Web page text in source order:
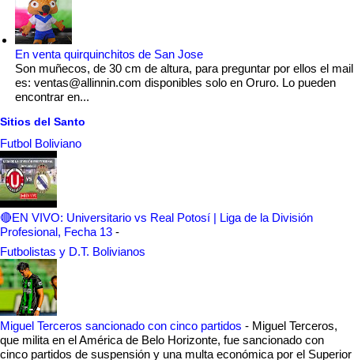
En venta quirquinchitos de San Jose
Son muñecos, de 30 cm de altura, para preguntar por ellos el mail
es: ventas@allinnin.com disponibles solo en Oruro. Lo pueden
encontrar en...
Sitios del Santo
Futbol Boliviano
🔴EN VIVO: Universitario vs Real Potosí | Liga de la División
Profesional, Fecha 13 -
Futbolistas y D.T. Bolivianos
Miguel Terceros sancionado con cinco partidos - Miguel Terceros,
que milita en el América de Belo Horizonte, fue sancionado con
cinco partidos de suspensión y una multa económica por el Superior